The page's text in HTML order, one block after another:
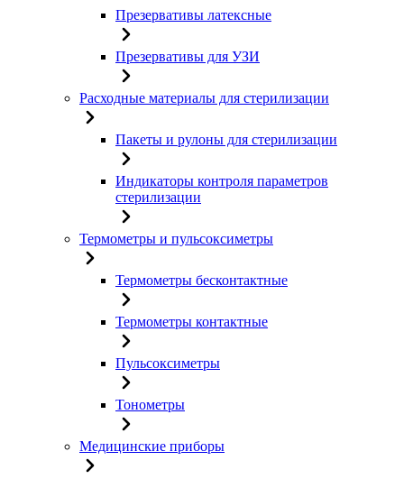
Презервативы латексные
Презервативы для УЗИ
Расходные материалы для стерилизации
Пакеты и рулоны для стерилизации
Индикаторы контроля параметров
стерилизации
Термометры и пульсоксиметры
Термометры бесконтактные
Термометры контактные
Пульсоксиметры
Тонометры
Медицинские приборы